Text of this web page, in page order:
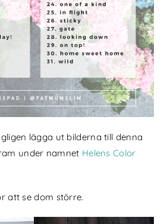
lägga ut bilderna till denna
under namnet Helens Color
att se dom större.